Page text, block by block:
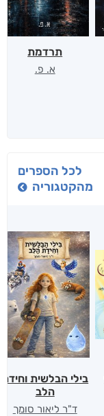
תרדמת
א. פ.
לכל הספרים
מהקטגוריה
בילי הבלשית וחידת
הלב
ד"ר ליאור סומך